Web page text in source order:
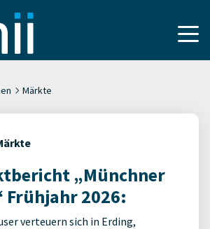
Märkte
„Münchner
Frühjahr 2026:
verteuern sich in Erding,